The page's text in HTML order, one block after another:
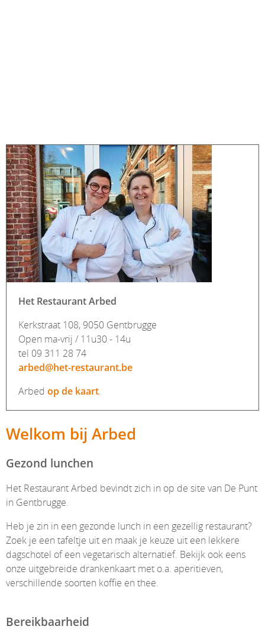
Het Restaurant Arbed
Kerkstraat 108, 9050 Gentbrugge
Open ma-vrij / 11u30 - 14u
tel 09 311 28 74
arbed@het-restaurant.be
Arbed op de kaart.
Welkom bij Arbed
Gezond lunchen
Het Restaurant Arbed bevindt zich in op de site van De Punt
in Gentbrugge.
Heb je zin in een gezonde lunch in een gezellig restaurant?
Zoek je een tafeltje uit en maak je keuze uit een lekkere
dagschotel of een vegetarisch alternatief. Bekijk ook eens
onze uitgebreide drankenkaart met o.a. aperitieven,
verschillende soorten koffie en thee.
Bereikbaarheid